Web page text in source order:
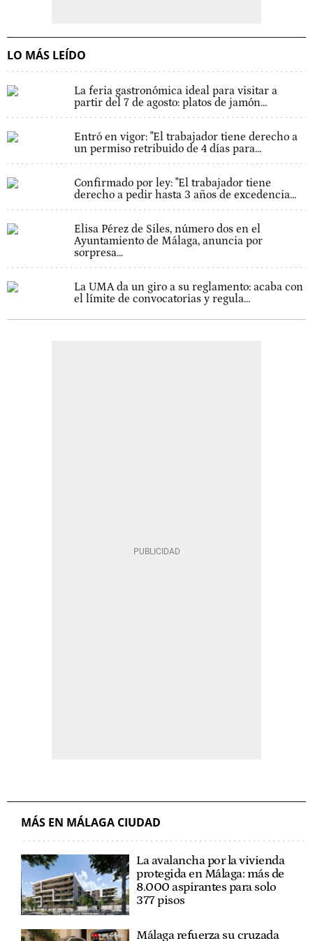
LO MÁS LEÍDO
La feria gastronómica ideal para visitar a
partir del 7 de agosto: platos de jamón...
Entró en vigor: "El trabajador tiene derecho a
un permiso retribuido de 4 días para...
Confirmado por ley: "El trabajador tiene
derecho a pedir hasta 3 años de excedencia...
Elisa Pérez de Siles, número dos en el
Ayuntamiento de Málaga, anuncia por
sorpresa...
La UMA da un giro a su reglamento: acaba con
el límite de convocatorias y regula...
MÁS EN MÁLAGA CIUDAD
La avalancha por la vivienda
protegida en Málaga: más de
8.000 aspirantes para solo
377 pisos
Málaga refuerza su cruzada